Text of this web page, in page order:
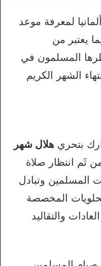
لمعرفة موعد
يعتبر من
المسلمون في
الشهر الكريم
بتحري هلال شهر
ثَم انتظار صلاة
المسلمين وتبادل
المخصصة
والتقاليد